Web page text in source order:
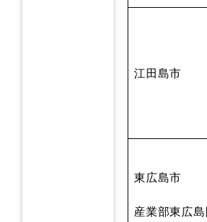
江田島市
東広島市
産業部東広